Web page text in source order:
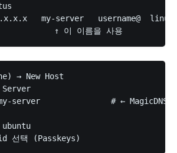
my-server   username@
→ New Host
Server
my-server               # ← MagicDNS
ubuntu